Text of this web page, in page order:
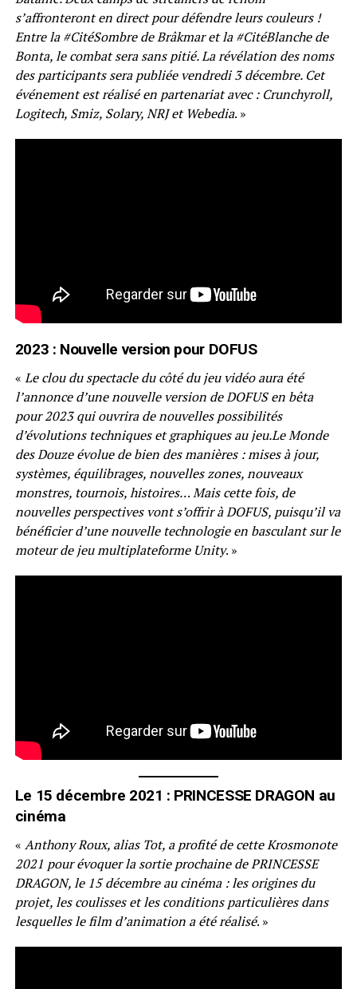
s’affronteront en direct pour défendre leurs couleurs !
Entre la #CitéSombre de Brâkmar et la #CitéBlanche de
Bonta, le combat sera sans pitié. La révélation des noms
des participants sera publiée vendredi 3 décembre. Cet
événement est réalisé en partenariat avec : Crunchyroll,
Logitech, Smiz, Solary, NRJ et Webedia. »
2023 : Nouvelle version pour DOFUS
« Le clou du spectacle du côté du jeu vidéo aura été
l’annonce d’une nouvelle version de DOFUS en bêta
pour 2023 qui ouvrira de nouvelles possibilités
d’évolutions techniques et graphiques au jeu.Le Monde
des Douze évolue de bien des manières : mises à jour,
systèmes, équilibrages, nouvelles zones, nouveaux
monstres, tournois, histoires… Mais cette fois, de
nouvelles perspectives vont s’offrir à DOFUS, puisqu’il va
bénéficier d’une nouvelle technologie en basculant sur le
moteur de jeu multiplateforme Unity. »
Le 15 décembre 2021 : PRINCESSE DRAGON au
cinéma
« Anthony Roux, alias Tot, a profité de cette Krosmonote
2021 pour évoquer la sortie prochaine de PRINCESSE
DRAGON, le 15 décembre au cinéma : les origines du
projet, les coulisses et les conditions particulières dans
lesquelles le film d’animation a été réalisé. »